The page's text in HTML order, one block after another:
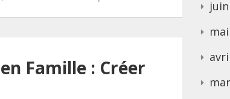
Famille : Créer